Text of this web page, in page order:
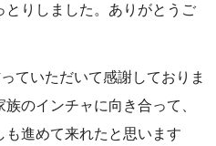
りしました。ありがとうご
ていただいて感謝しておりま
のインチャに向き合って、
進めて来れたと思います